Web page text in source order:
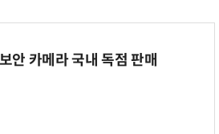
안 카메라 국내 독점 판매